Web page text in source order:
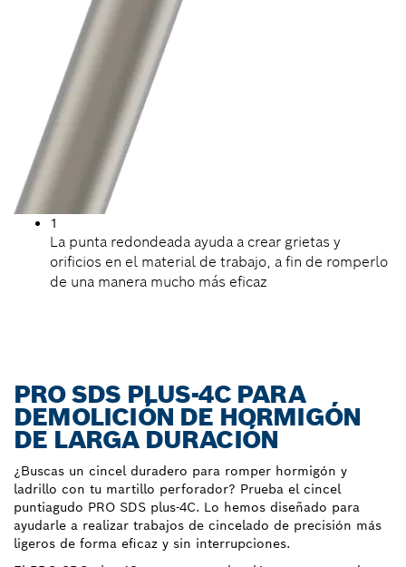
1
La punta redondeada ayuda a crear grietas y
orificios en el material de trabajo, a fin de romperlo
de una manera mucho más eficaz
PRO SDS PLUS-4C PARA
DEMOLICIÓN DE HORMIGÓN
DE LARGA DURACIÓN
¿Buscas un cincel duradero para romper hormigón y
ladrillo con tu martillo perforador? Prueba el cincel
puntiagudo PRO SDS plus-4C. Lo hemos diseñado para
ayudarle a realizar trabajos de cincelado de precisión más
ligeros de forma eficaz y sin interrupciones.